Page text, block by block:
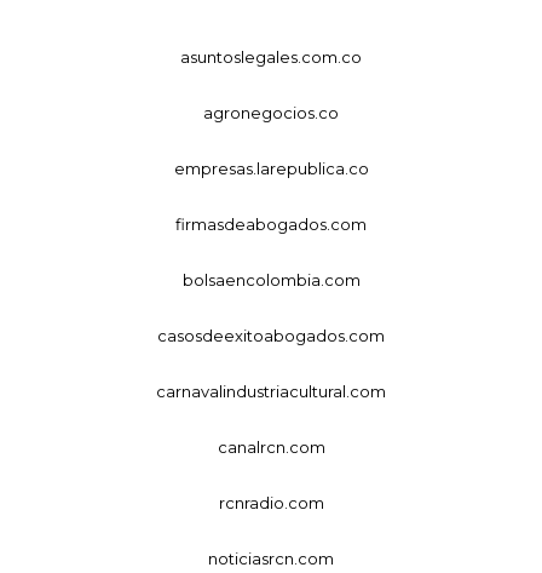
asuntoslegales.com.co
agronegocios.co
empresas.larepublica.co
firmasdeabogados.com
bolsaencolombia.com
casosdeexitoabogados.com
carnavalindustriacultural.com
canalrcn.com
rcnradio.com
noticiasrcn.com